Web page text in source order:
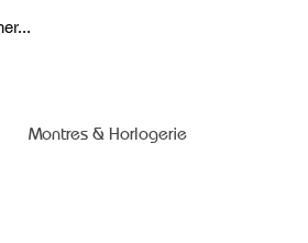
Montres & Horlogerie